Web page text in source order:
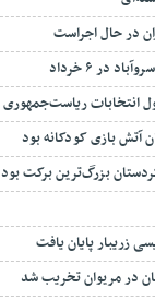
در حال اجراست
در ۶ خرداد
انتخابات ریاست‌جمهوری
آتش بازی کودکانه بود
بزرگ‌ترین برکت بود
زریبار پایان یافت